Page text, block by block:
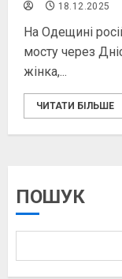
18.12.2025
На Одещині
мосту через
жінка,...
ЧИТАТИ БІЛЬШЕ
ПОШУК